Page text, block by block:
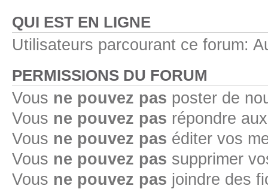
QUI EST EN LIGNE
Utilisateurs parcourant ce forum:
PERMISSIONS DU FORUM
Vous ne pouvez pas poster de
Vous ne pouvez pas répondre
Vous ne pouvez pas éditer vos
Vous ne pouvez pas supprimer
Vous ne pouvez pas joindre des